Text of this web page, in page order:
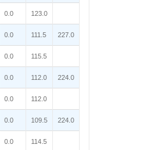
0.0 123.0
0.0 111.5 227.0
0.0 115.5
0.0 112.0 224.0
0.0 112.0
0.0 109.5 224.0
0.0 114.5